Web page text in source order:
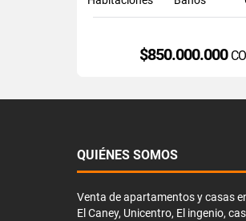
$850.000.000
QUIÉNES SOMOS
Venta de apartamentos y casas
El Caney, Unicentro, El ingenio,